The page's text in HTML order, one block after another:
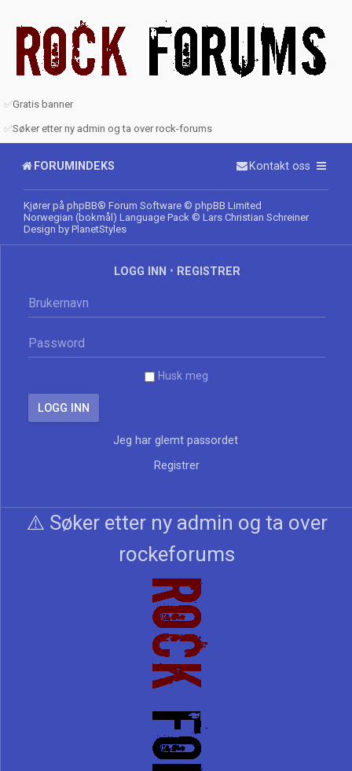
✅Gratis banner
✅Søker etter ny admin og ta over rock-forums
FORUMINDEKS Kontakt oss
Kjører på phpBB® Forum Software © phpBB Limited
Norwegian (bokmål) Language Pack © Lars Christian Schreiner
Design by PlanetStyles
LOGG INN • REGISTRER
Husk meg
Jeg har glemt passordet
Registrer
⚠️ Søker etter ny admin og ta over
rockeforums